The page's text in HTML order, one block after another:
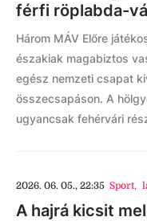
férfi röplabda-
Három MÁV Előre
északiak magabiztos
egész nemzeti csapat
összecsapáson. A
ugyancsak fehérvári
2026. 06. 05., 22:35 Sport,
A hajrá kicsit